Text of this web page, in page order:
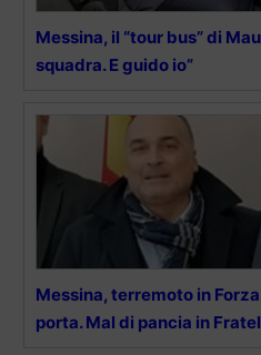
Messina, il “tour bus” di
squadra. E guido io”
Messina, terremoto in
porta. Mal di pancia in